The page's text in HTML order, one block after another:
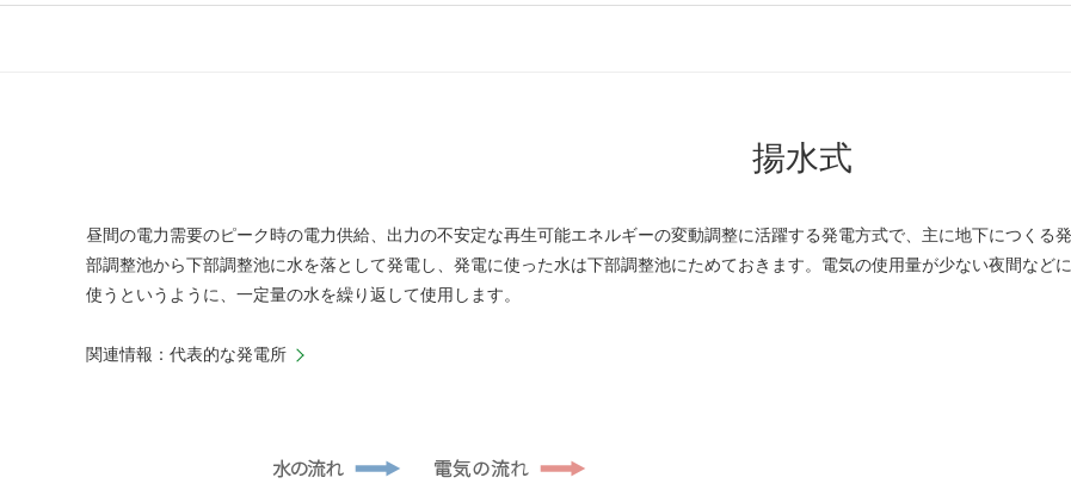
揚水式
昼間の電力需要のピーク時の電力供給、出力の不安定な再生可能エネルギーの変動調整に活躍する発電方式で、主に地下につくる
部調整池から下部調整池に水を落として発電し、発電に使った水は下部調整池にためておきます。電気の使用量が少ない夜間など
使うというように、一定量の水を繰り返して使用します。
関連情報：代表的な発電所